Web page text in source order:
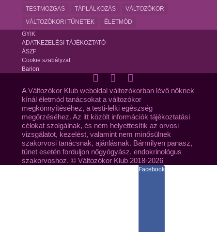
TESTMOZGAS
TÁPLÁLKOZÁS
VÁLTOZÓKOR
VÁLTOZÓKORI TÜNETEK
ÉLETMÓD
GYIK
ADATKEZELÉSI TÁJÉKOZTATÓ
ÁSZF
Cookie szabályzat
Barion
A Változókor Klub weboldal változókorban lévő nőknek
kínál életmód tanácsokat a változókor
megkönnyítéséhez, a testi-lelki egészség
megőrzéséhez. Az itt közölt információk tájékoztatási
célokat szolgálnak, és nem helyettesítik az orvosi
vizsgálatot, kezelést, valamint nem minősülnek
szakorvosi tanácsnak, ajánlásnak. Bármilyen panasz,
tünet esetén forduljon nőgyógyász, endokrinológus
szakorvoshoz. © Változókor Klub 2018-2026
Facebook